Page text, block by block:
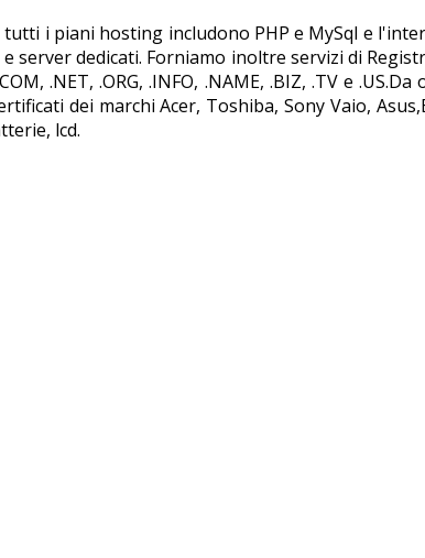
i piani hosting includono PHP e MySql e
dedicati. Forniamo inoltre servizi di
.NET, .ORG, .INFO, .NAME, .BIZ, .TV e
dei marchi Acer, Toshiba, Sony Vaio,
lcd.